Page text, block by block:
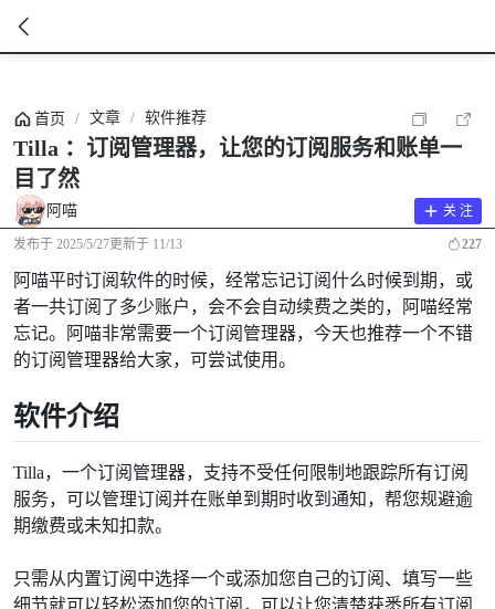
首页 / 文章 / 软件推荐
Tilla ：订阅管理器，让您的订阅服务和账单一
目了然
阿喵 关 注
发布于 2025/5/27更新于 11/13 227
阿喵平时订阅软件的时候，经常忘记订阅什么时候到期，或
者一共订阅了多少账户，会不会自动续费之类的，阿喵经常
忘记。阿喵非常需要一个订阅管理器，今天也推荐一个不错
的订阅管理器给大家，可尝试使用。
软件介绍
Tilla，一个订阅管理器，支持不受任何限制地跟踪所有订阅
服务，可以管理订阅并在账单到期时收到通知，帮您规避逾
期缴费或未知扣款。
只需从内置订阅中选择一个或添加您自己的订阅、填写一些